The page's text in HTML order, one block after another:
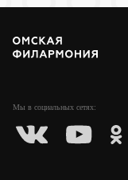
Мы в социальных сетях: